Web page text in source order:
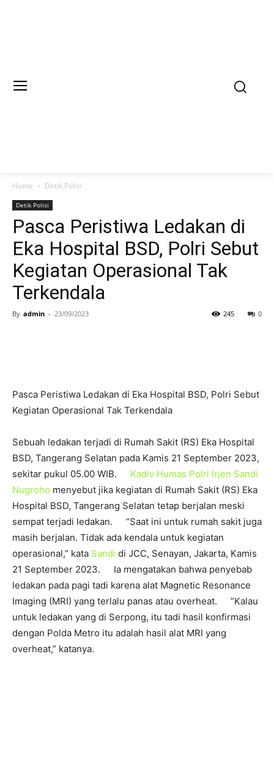
Home Detik Polisi
Detik Polisi
Pasca Peristiwa Ledakan di
Eka Hospital BSD, Polri Sebut
Kegiatan Operasional Tak
Terkendala
By admin - 23/09/2023 0
245
Pasca Peristiwa Ledakan di Eka Hospital BSD, Polri Sebut
Kegiatan Operasional Tak Terkendala
Sebuah ledakan terjadi di Rumah Sakit (RS) Eka Hospital
BSD, Tangerang Selatan pada Kamis 21 September 2023,
sekitar pukul 05.00 WIB. Kadiv Humas Polri Irjen Sandi
Nugroho menyebut jika kegiatan di Rumah Sakit (RS) Eka
Hospital BSD, Tangerang Selatan tetap berjalan meski
sempat terjadi ledakan. ”Saat ini untuk rumah sakit juga
masih berjalan. Tidak ada kendala untuk kegiatan
operasional,” kata Sandi di JCC, Senayan, Jakarta, Kamis
21 September 2023. Ia mengatakan bahwa penyebab
ledakan pada pagi tadi karena alat Magnetic Resonance
Imaging (MRI) yang terlalu panas atau overheat. ”Kalau
untuk ledakan yang di Serpong, itu tadi hasil konfirmasi
dengan Polda Metro itu adalah hasil alat MRI yang
overheat,” katanya.